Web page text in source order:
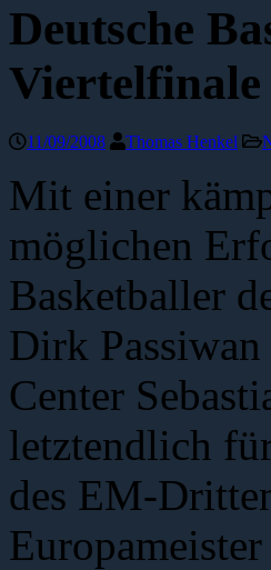
Deutsche
Viertelfinale
11/09/2008 Thomas Henkel
Mit einer
möglichen
Basketballer
Dirk
Center
letztendlich
des EM-